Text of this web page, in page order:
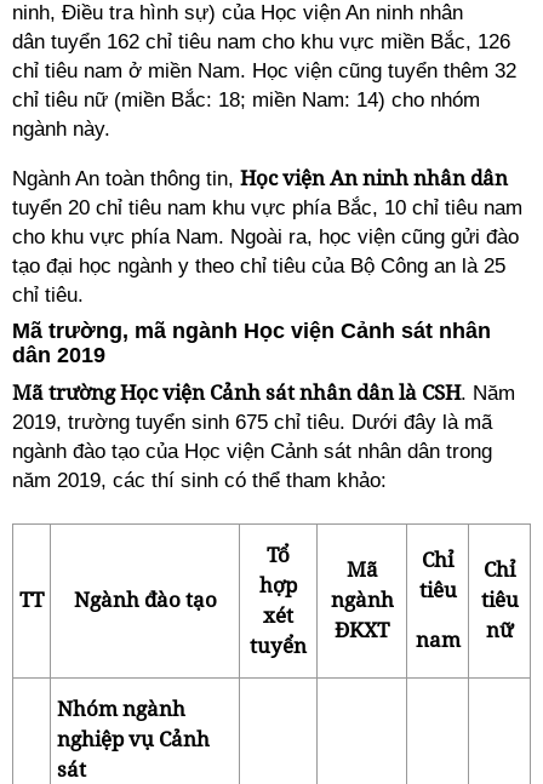
ninh, Điều tra hình sự) của Học viện An ninh nhân
dân tuyển 162 chỉ tiêu nam cho khu vực miền Bắc, 126
chỉ tiêu nam ở miền Nam. Học viện cũng tuyển thêm 32
chỉ tiêu nữ (miền Bắc: 18; miền Nam: 14) cho nhóm
ngành này.
Ngành An toàn thông tin, Học viện An ninh nhân dân
tuyển 20 chỉ tiêu nam khu vực phía Bắc, 10 chỉ tiêu nam
cho khu vực phía Nam. Ngoài ra, học viện cũng gửi đào
tạo đại học ngành y theo chỉ tiêu của Bộ Công an là 25
chỉ tiêu.
Mã trường, mã ngành Học viện Cảnh sát nhân
dân 2019
Mã trường Học viện Cảnh sát nhân dân là CSH. Năm
2019, trường tuyển sinh 675 chỉ tiêu. Dưới đây là mã
ngành đào tạo của Học viện Cảnh sát nhân dân trong
năm 2019, các thí sinh có thể tham khảo:
TT Ngành đào tạo
Tổ
hợp
xét
tuyển
Mã
ngành
ĐKXT
Chỉ
tiêu
nam
Chỉ
tiêu
nữ
Nhóm ngành
nghiệp vụ Cảnh
sát